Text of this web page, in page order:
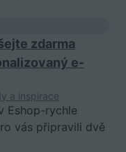
zdarma
e-
a inspirace
Eshop-rychle
vás připravili dvě